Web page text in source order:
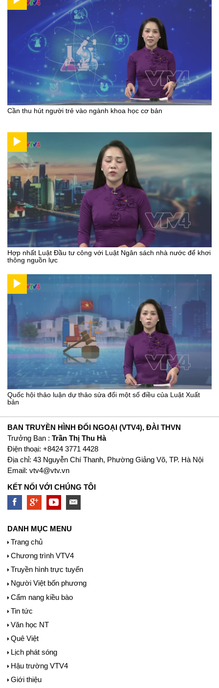
Cần thu hút người trẻ vào ngành khoa học cơ bản
Hợp nhất Luật Đầu tư công với Luật Ngân sách nhà nước để khơi
thông nguồn lực
Quốc hội thảo luận dự thảo sửa đổi một số điều của Luật Xuất
bản
BAN TRUYỀN HÌNH ĐỐI NGOẠI (VTV4), ĐÀI THVN
Trưởng Ban : Trần Thị Thu Hà
Ðiện thoại: +8424 3771 4428
Địa chỉ: 43 Nguyễn Chí Thanh, Phường Giảng Võ, TP. Hà Nội
Email: vtv4@vtv.vn
KẾT NỐI VỚI CHÚNG TÔI
DANH MỤC MENU
Trang chủ
Chương trình VTV4
Truyền hình trực tuyến
Người Việt bốn phương
Cẩm nang kiều bào
Tin tức
Văn học NT
Quê Việt
Lịch phát sóng
Hậu trường VTV4
Giới thiệu